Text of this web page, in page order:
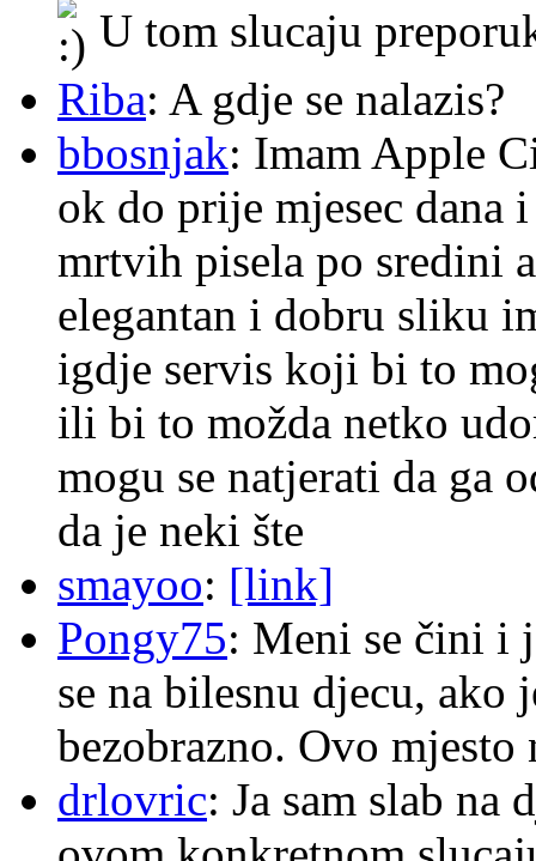
U tom slucaju
Riba: A gdje se nalazis?
bbosnjak: Imam Apple
ok do prije mjesec dana
mrtvih pisela po sredini
elegantan i dobru sliku
igdje servis koji bi to
ili bi to možda netko
mogu se natjerati da ga
da je neki šte
smayoo: [link]
Pongy75: Meni se čini i
se na bilesnu djecu, ako
bezobrazno. Ovo
drlovric: Ja sam slab na